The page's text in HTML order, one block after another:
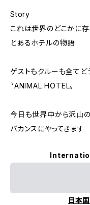
Story
これは世界のどこかに存
とあるホテルの物語
ゲストもクルーも全てど
〝ANIMAL HOTEL〟
今日も世界中から沢山
バカンスにやってきます
日本